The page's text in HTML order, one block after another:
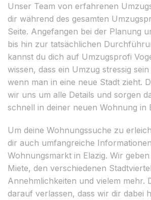
Unser Team von erfahrenen
dir während des gesamten
Seite. Angefangen bei der Planung
bis hin zur tatsächlichen
kannst du dich auf Umzugsprofi
wissen, dass ein Umzug stressig
wenn man in eine neue Stadt zieht.
wir uns um alle Details und sorgen
schnell in deiner neuen Wohnung in
Um deine Wohnungssuche zu
dir auch umfangreiche
Wohnungsmarkt in Elazig. Wir
Miete, den verschiedenen
Annehmlichkeiten und vielem mehr.
darauf verlassen, dass wir dir dabei